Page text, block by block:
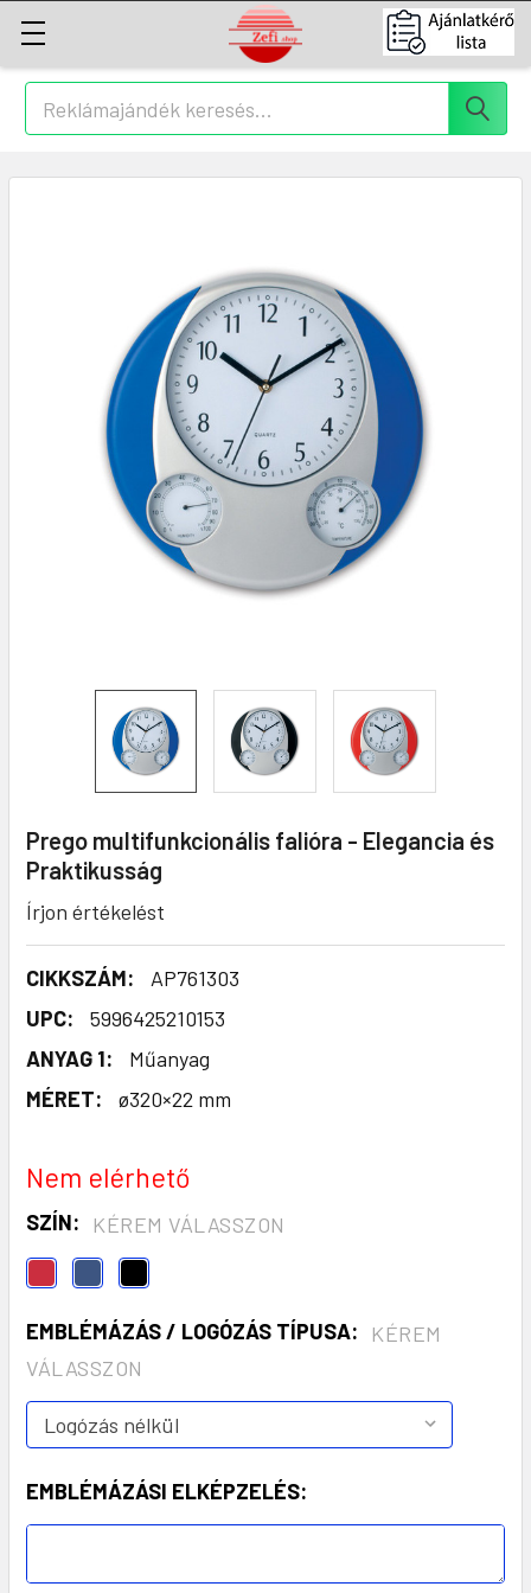
Keresés
Prego multifunkcionális falióra - Elegancia és
Praktikusság
Írjon értékelést
CIKKSZÁM:
AP761303
UPC:
5996425210153
ANYAG 1:
Műanyag
MÉRET:
ø320×22 mm
Nem elérhető
SZÍN: KÉREM VÁLASSZON
EMBLÉMÁZÁS / LOGÓZÁS TÍPUSA:
KÉREM
VÁLASSZON
EMBLÉMÁZÁSI ELKÉPZELÉS: